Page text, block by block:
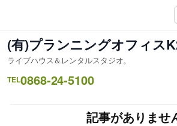
を
ス
キ
ッ
(有)プランニングオフィス
ライブハウス＆レンタルスタジオ。
TEL0868-24-5100
記事がありませ